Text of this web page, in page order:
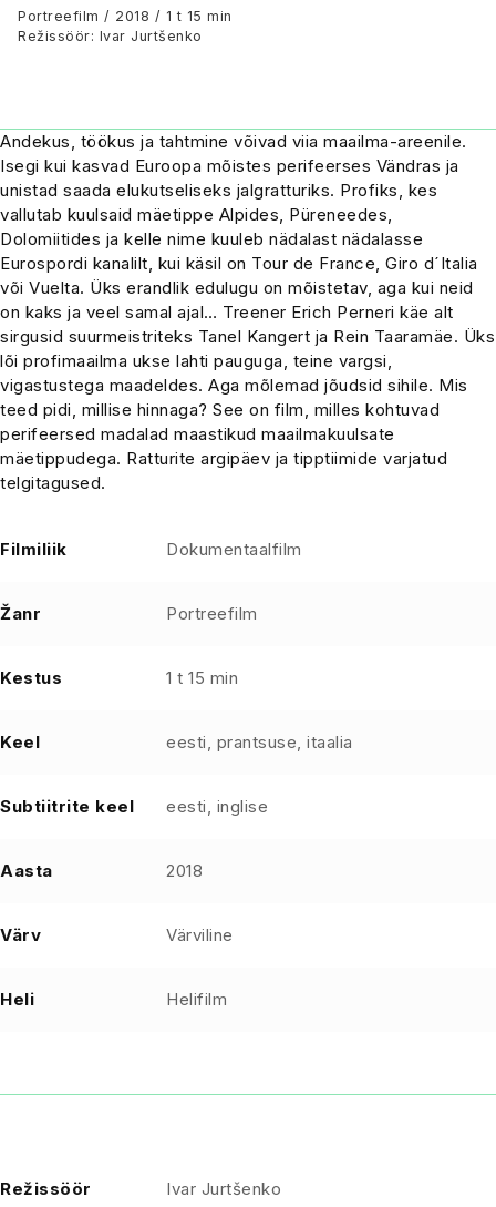
Portreefilm / 2018 / 1 t 15 min
Režissöör: Ivar Jurtšenko
Andekus, töökus ja tahtmine võivad viia maailma-areenile.
Isegi kui kasvad Euroopa mõistes perifeerses Vändras ja
unistad saada elukutseliseks jalgratturiks. Profiks, kes
vallutab kuulsaid mäetippe Alpides, Püreneedes,
Dolomiitides ja kelle nime kuuleb nädalast nädalasse
Eurospordi kanalilt, kui käsil on Tour de France, Giro d´Italia
või Vuelta. Üks erandlik edulugu on mõistetav, aga kui neid
on kaks ja veel samal ajal… Treener Erich Perneri käe alt
sirgusid suurmeistriteks Tanel Kangert ja Rein Taaramäe. Üks
lõi profimaailma ukse lahti pauguga, teine vargsi,
vigastustega maadeldes. Aga mõlemad jõudsid sihile. Mis
teed pidi, millise hinnaga? See on film, milles kohtuvad
perifeersed madalad maastikud maailmakuulsate
mäetippudega. Ratturite argipäev ja tipptiimide varjatud
telgitagused.
Filmiliik Dokumentaalfilm
Žanr Portreefilm
Kestus 1 t 15 min
Keel eesti, prantsuse, itaalia
Subtiitrite keel eesti, inglise
Aasta 2018
Värv Värviline
Heli Helifilm
Režissöör Ivar Jurtšenko